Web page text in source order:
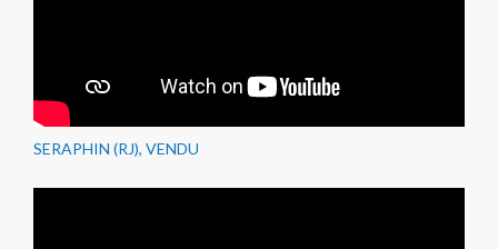
SERAPHIN (RJ), VENDU